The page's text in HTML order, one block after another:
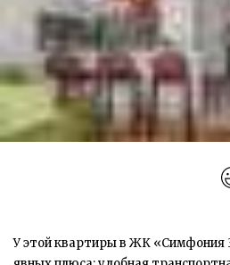
У этой квартиры в ЖК «Симфония